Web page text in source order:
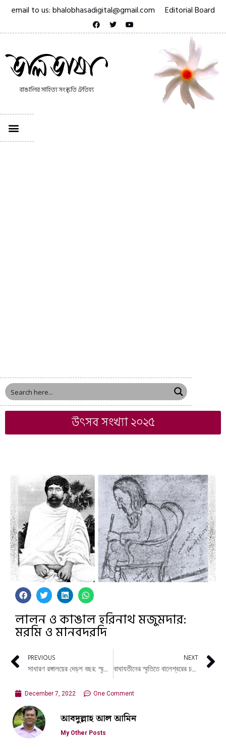
email to us: bhalobhasadigital@gmail.com Editorial Board
বাঙালির সাহিত্য সংস্কৃতি ঐতিহ্য
উৎসব সংখ্যা ২০২৫
লালন ও কাঙাল হরিনাথ মজুমদার:
মরমি ও মানবদরদি
PREVIOUS
সাধারণ রঙ্গালয়ের দেড়শ বছর: স্মৃতি মাত্র
NEXT
বাঘাযতীনের স্মৃতিতে বালেশ্বরের চষাখণ্ড আজ ‘রক্ততীর্থ’
December 7, 2022 One Comment
আবদুল্লাহ আল আমিন
My Other Posts